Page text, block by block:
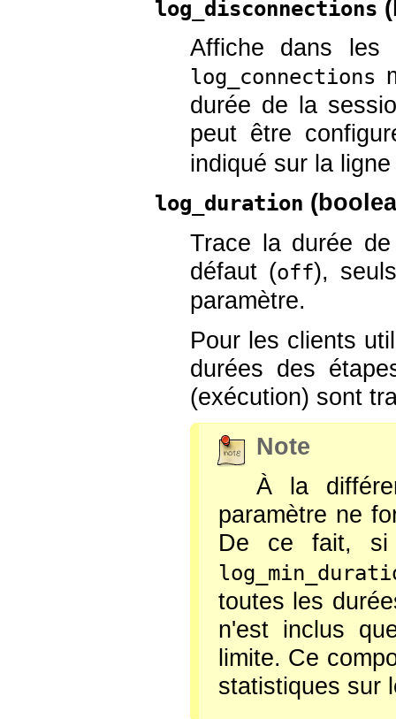
log_disconnections (
Affiche dans les
log_connections
durée de la
peut être
indiqué sur la
log_duration (
Trace la durée
défaut (off),
paramètre.
Pour les clients
durées des
(exécution) sont
Note
À la
paramètre ne
De ce fait,
toutes les
n'est inclus
limite. Ce
statistiques sur